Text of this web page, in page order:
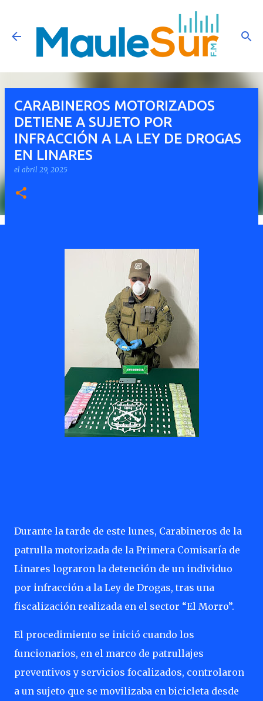
Ir al contenido principal
CARABINEROS MOTORIZADOS
DETIENE A SUJETO POR
INFRACCIÓN A LA LEY DE DROGAS
EN LINARES
el abril 29, 2025
Durante la tarde de este lunes, Carabineros de la
patrulla motorizada de la Primera Comisaría de
Linares lograron la detención de un individuo
por infracción a la Ley de Drogas, tras una
fiscalización realizada en el sector “El Morro”.
El procedimiento se inició cuando los
funcionarios, en el marco de patrullajes
preventivos y servicios focalizados, controlaron
a un sujeto que se movilizaba en bicicleta desde